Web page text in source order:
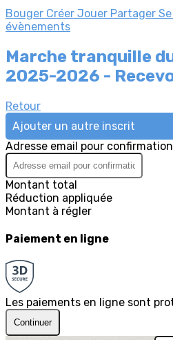
Bouger Créer Jouer Partager
évènements
Marche tranquille
2025-2026 -
Retour
Ajouter un autre inscrit
Adresse email pour
Montant total
Réduction appliquée
Montant à régler
Paiement en ligne
Les paiements en ligne sont
Continuer